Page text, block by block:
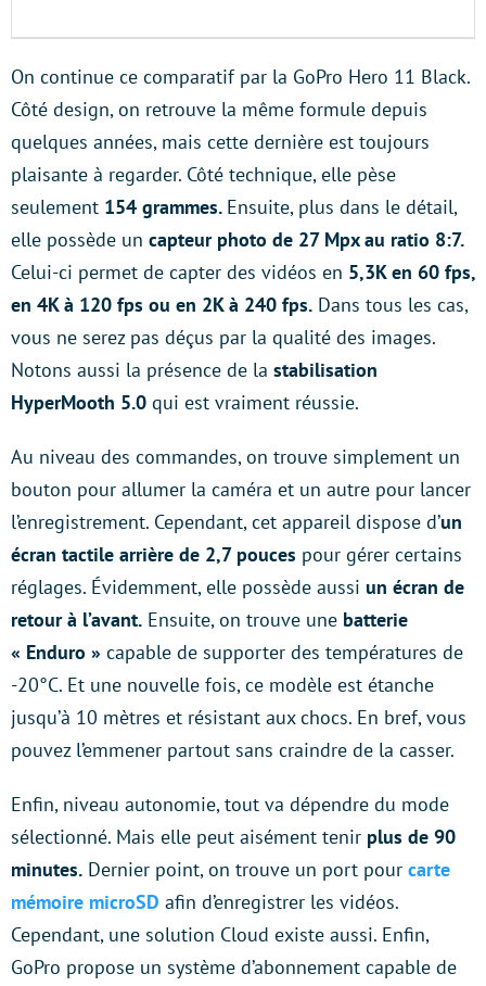
On continue ce comparatif par la GoPro Hero 11 Black.
Côté design, on retrouve la même formule depuis
quelques années, mais cette dernière est toujours
plaisante à regarder. Côté technique, elle pèse
seulement 154 grammes. Ensuite, plus dans le détail,
elle possède un capteur photo de 27 Mpx au ratio 8:7.
Celui-ci permet de capter des vidéos en 5,3K en 60 fps,
en 4K à 120 fps ou en 2K à 240 fps. Dans tous les cas,
vous ne serez pas déçus par la qualité des images.
Notons aussi la présence de la stabilisation
HyperMooth 5.0 qui est vraiment réussie.
Au niveau des commandes, on trouve simplement un
bouton pour allumer la caméra et un autre pour lancer
l’enregistrement. Cependant, cet appareil dispose d’un
écran tactile arrière de 2,7 pouces pour gérer certains
réglages. Évidemment, elle possède aussi un écran de
retour à l’avant. Ensuite, on trouve une batterie
« Enduro » capable de supporter des températures de
-20°C. Et une nouvelle fois, ce modèle est étanche
jusqu’à 10 mètres et résistant aux chocs. En bref, vous
pouvez l’emmener partout sans craindre de la casser.
Enfin, niveau autonomie, tout va dépendre du mode
sélectionné. Mais elle peut aisément tenir plus de 90
minutes. Dernier point, on trouve un port pour carte
mémoire microSD afin d’enregistrer les vidéos.
Cependant, une solution Cloud existe aussi. Enfin,
GoPro propose un système d’abonnement capable de